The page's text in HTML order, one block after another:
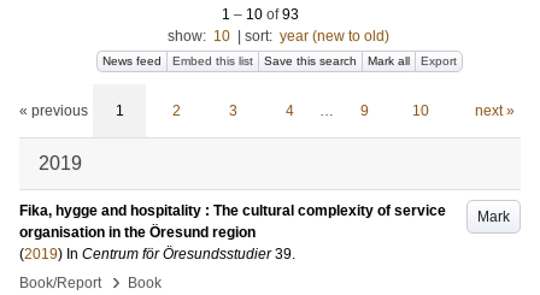
1 – 10 of93
show: 10 sort: year (new to old)
News feed Embed this list Save this search Mark all Export
« previous 1 2 3 4 … 9 10 next »
2019
Mark
Fika, hygge and hospitality : The cultural complexity of service
organisation in the Öresund region
(2019) In Centrum för Öresundsstudier 39.
Book/Report
› Book